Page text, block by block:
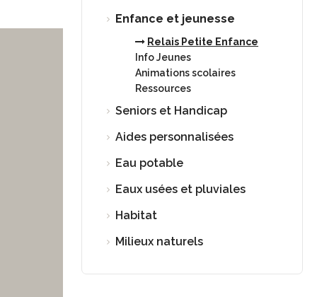
Enfance et jeunesse
Relais Petite Enfance
Info Jeunes
Animations scolaires
Ressources
Seniors et Handicap
Aides personnalisées
Eau potable
Eaux usées et pluviales
Habitat
Milieux naturels